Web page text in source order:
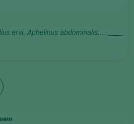
ervi, Aphelinus abdominalis,